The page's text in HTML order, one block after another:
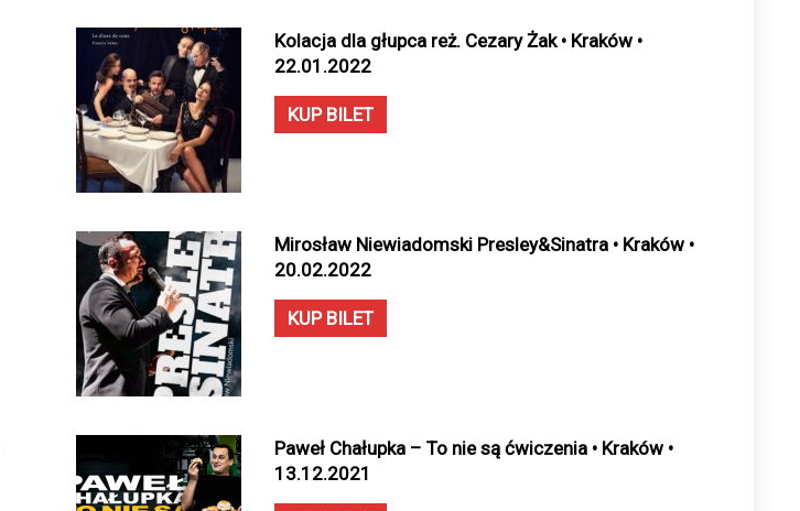
Kolacja dla głupca reż. Cezary Żak • Kraków •
22.01.2022
KUP BILET
Mirosław Niewiadomski Presley&Sinatra • Kraków •
20.02.2022
KUP BILET
Paweł Chałupka – To nie są ćwiczenia • Kraków •
13.12.2021